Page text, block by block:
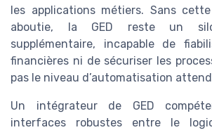
les applications métiers. Sans
aboutie, la GED reste un silo
supplémentaire, incapable de
financières ni de sécuriser les
pas le niveau d’automatisation
Un intégrateur de GED
interfaces robustes entre le